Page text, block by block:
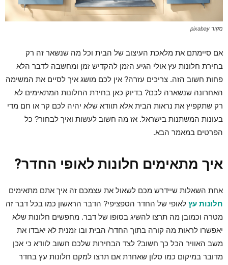
מקור pixabay
אם סיימתם את מלאכת העיצוב של הבית וכל מה שנשאר זה רק
בחירת חלונות עץ אולי הגיע הזמן להקדיש זמן ומחשבה לדבר הלא
פחות חשוב הזה. צריכים עזרה? אין לכם מושג איך לסיים את המשימה
האחרונה שנשארה לכם? בדיוק כאן בחירת החלונות המתאימים לא
רק שתקפיץ את נראות הבית אלא תוודא שלא יהיה לכם קר או חם מדי
בעונות המשתנות בישראל. אז מה חשוב לעשות ואיך לבחור? כל
הפרטים במאמר הבא.
איך מתאימים חלונות לאופי החדר?
אחת השאלות שיידרש מכם לשאול את עצמכם זה איך אתם מתאימים
חלונות עץ לאופי של החדר הספציפי? הדבר הראשון כמו בכל דבר זה
מטרה וכמובן מה תרצו להשיג בסופו של דבר. מחפשים חלונות שלא
יאפשרו לראות מה קורה בתוך החדר/ הבית ובו זמנית לא יאבדו את
משב האוויר הכל כך חשוב? לצד הבחירות שלכם חשוב לוודא כי אכן
מדובר במיקום כמו סלון שאחרת אם תרצו למקם חלונות עץ בחדר